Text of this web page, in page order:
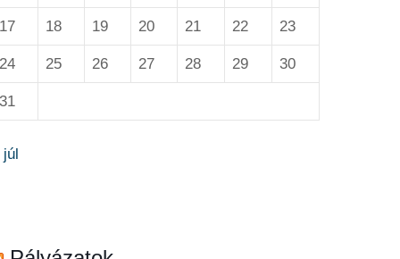
17 18 19 20 21 22 23
24 25 26 27 28 29 30
31
júl